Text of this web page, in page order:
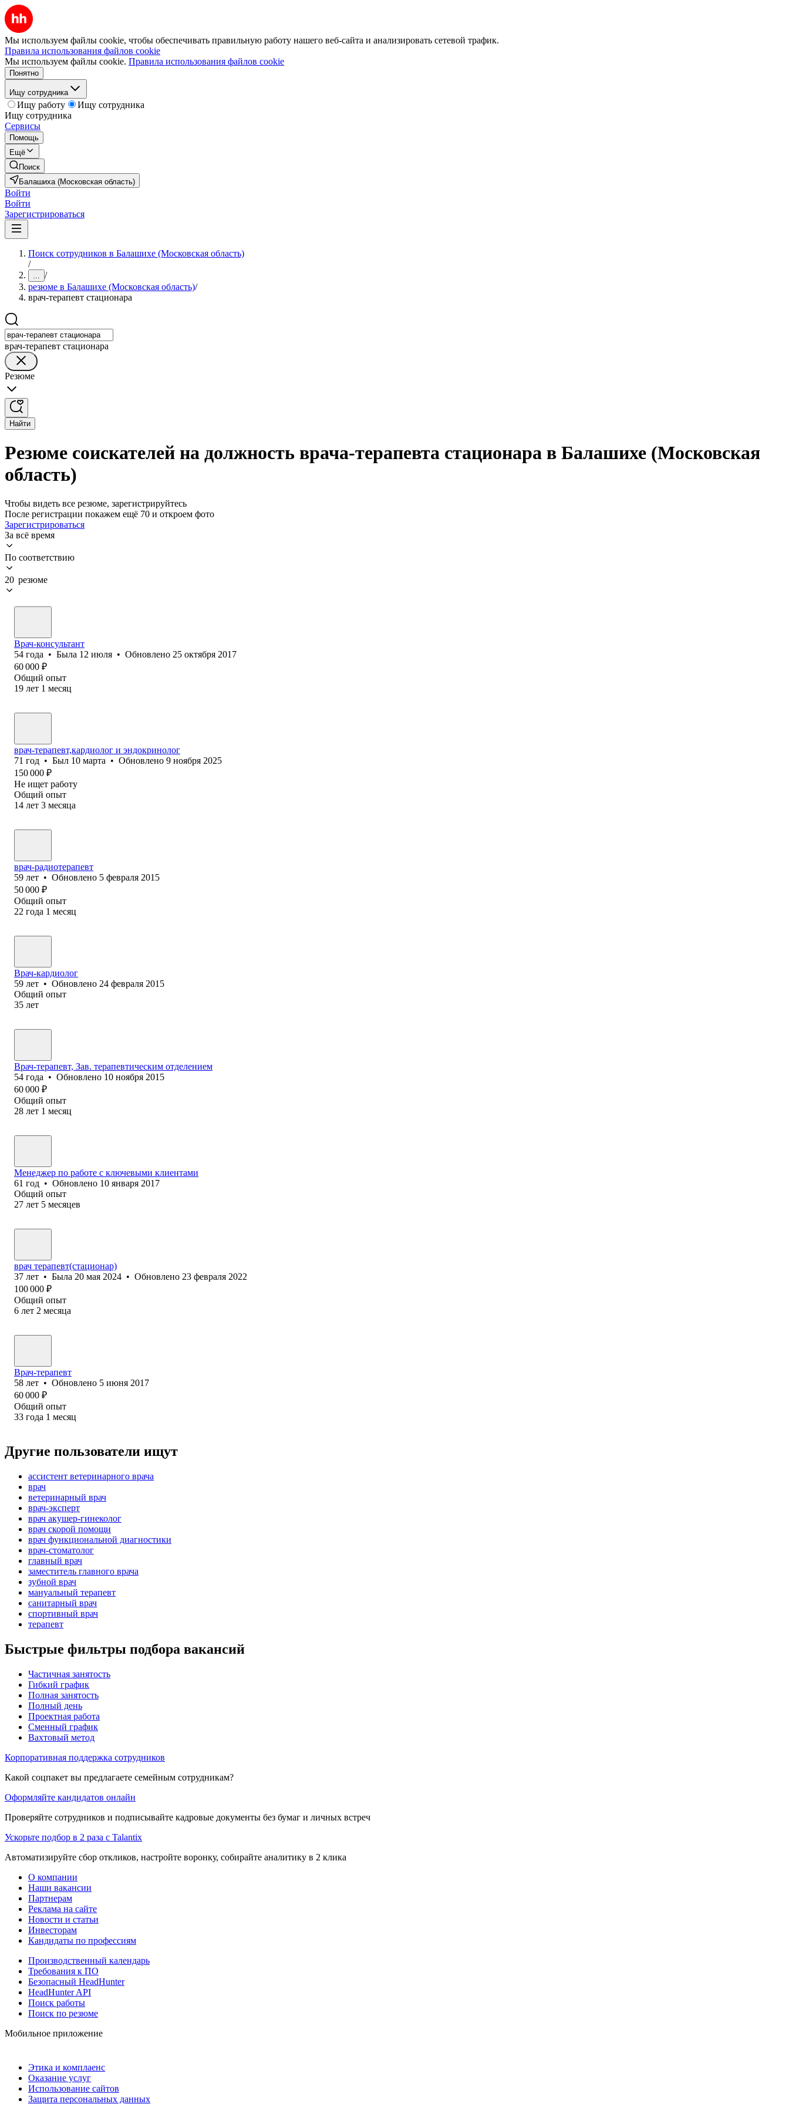
Мы используем файлы cookie, чтобы обеспечивать правильную работу нашего веб-сайта и анализировать сетевой трафик.
Правила использования файлов cookie
Мы используем файлы cookie. Правила использования файлов cookie
Понятно
Ищу сотрудника
Ищу работу
Ищу сотрудника
Ищу сотрудника
Сервисы
Помощь
Ещё
Поиск
Балашиха (Московская область)
Войти
Войти
Зарегистрироваться
Поиск сотрудников в Балашихе (Московская область)
/
... /
резюме в Балашихе (Московская область)/
врач-терапевт стационара
врач-терапевт стационара
Резюме
Найти
Резюме соискателей на должность врача-терапевта стационара в Балашихе (Московская
область)
Чтобы видеть все резюме, зарегистрируйтесь
После регистрации покажем ещё 70 и откроем фото
Зарегистрироваться
За всё время
По соответствию
20 резюме
Врач-кон‎сультант
54 года • Была 12 июля • Обновлено 25 октября 2017
60 000 ₽
Общий опыт
19 лет 1 месяц
врач-терапевт,кардиолог и эндокринолог
71 год • Был 10 марта • Обновлено 9 ноября 2025
150 000 ₽
Не ищет работу
Общий опыт
14 лет 3 месяца
врач-радиотерапевт
59 лет • Обновлено 5 февраля 2015
50 000 ₽
Общий опыт
22 года 1 месяц
Врач-кардиолог
59 лет • Обновлено 24 февраля 2015
Общий опыт
35 лет
Врач-терапевт, Зав. терапевтическим отделением
54 года • Обновлено 10 ноября 2015
60 000 ₽
Общий опыт
28 лет 1 месяц
Менеджер по работе с ключевыми клиентами
61 год • Обновлено 10 января 2017
Общий опыт
27 лет 5 месяцев
врач терапевт(стационар)
37 лет • Была 20 мая 2024 • Обновлено 23 февраля 2022
100 000 ₽
Общий опыт
6 лет 2 месяца
Врач-терапевт
58 лет • Обновлено 5 июня 2017
60 000 ₽
Общий опыт
33 года 1 месяц
Другие пользователи ищут
ассистент ветеринарного врача
врач
ветеринарный врач
врач-эксперт
врач акушер-гинеколог
врач скорой помощи
врач функциональной диагностики
врач-стоматолог
главный врач
заместитель главного врача
зубной врач
мануальный терапевт
санитарный врач
спортивный врач
терапевт
Быстрые фильтры подбора вакансий
Частичная занятость
Гибкий график
Полная занятость
Полный день
Проектная работа
Сменный график
Вахтовый метод
Корпоративная поддержка сотрудников
Какой соцпакет вы предлагаете семейным сотрудникам?
Оформляйте кандидатов онлайн
Проверяйте сотрудников и подписывайте кадровые документы без бумаг и личных встреч
Ускорьте подбор в 2 раза с Talantix
Автоматизируйте сбор откликов, настройте воронку, собирайте аналитику в 2 клика
О компании
Наши вакансии
Партнерам
Реклама на сайте
Новости и статьи
Инвесторам
Кандидаты по профессиям
Производственный календарь
Требования к ПО
Безопасный HeadHunter
HeadHunter API
Поиск работы
Поиск по резюме
Мобильное приложение
Этика и комплаенс
Оказание услуг
Использование сайтов
Защита персональных данных